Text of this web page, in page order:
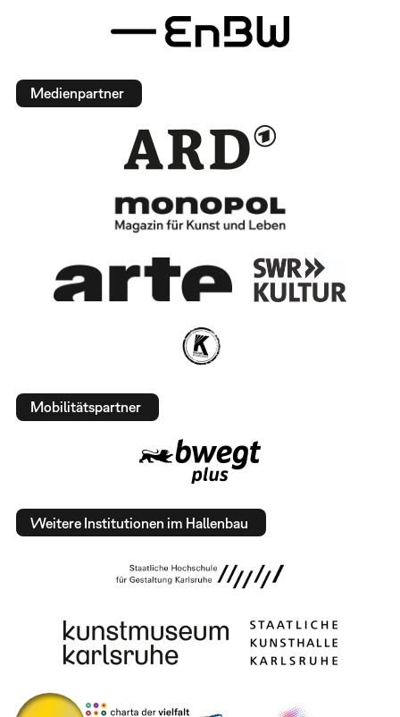
Medienpartner
Mobilitätspartner
Weitere Institutionen im Hallenbau